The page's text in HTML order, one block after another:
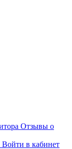
Отзывы о
Войти в кабинет